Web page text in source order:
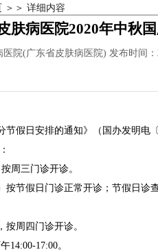
＞＞ 详细内容
肤病医院2020年中秋
院(广东省皮肤病医院) 发布时间：
节假日安排的通知》（国办发明电
周三门诊开诊。
按节假日门诊正常开诊；节假日诊
周四门诊开诊。
14:00-17:00。